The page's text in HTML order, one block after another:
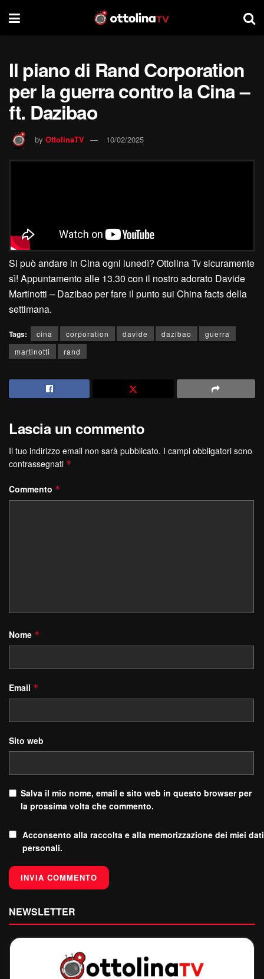
Il piano di Rand Corporation
per la guerra contro la Cina –
ft. Dazibao
by OttolinaTV 10/02/2025
Si può andare in Cina ogni lunedì? Ottolina Tv sicuramente
sì! Appuntamento alle 13.30 con il nostro adorato Davide
Martinotti – Dazibao per fare il punto sui China facts della
settimana.
Tags: cina corporation davide dazibao
guerra
martinotti
rand
Lascia un commento
Il tuo indirizzo email non sarà pubblicato. I campi obbligatori sono
contrassegnati *
Commento *
Nome *
Email *
Sito web
Salva il mio nome, email e sito web in questo browser per
la prossima volta che commento.
Acconsento alla raccolta e alla memorizzazione dei miei dati
personali.
NEWSLETTER